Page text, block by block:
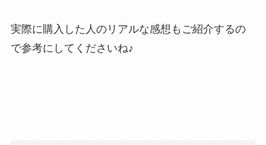
実際に購入した人のリアルな感想もご紹介するの
で参考にしてくださいね♪